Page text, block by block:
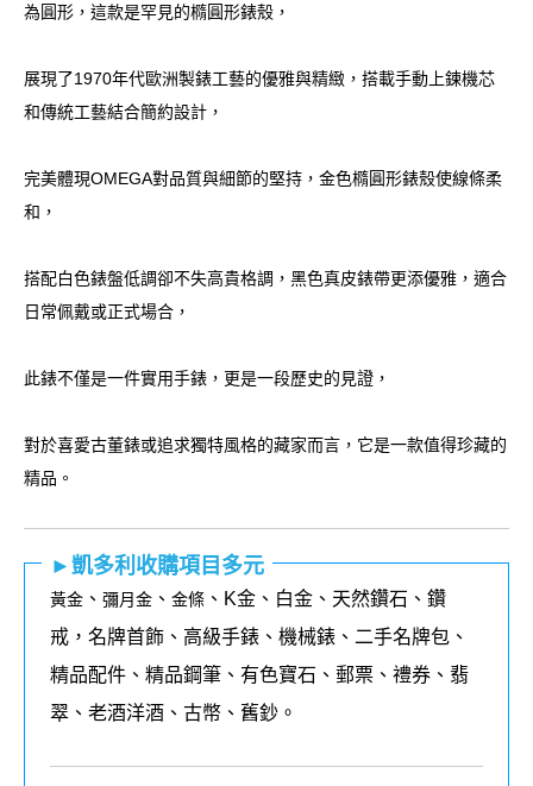
為圓形，這款是罕見的橢圓形錶殼，
展現了1970年代歐洲製錶工藝的優雅與精緻，搭載手動上鍊機芯
和傳統工藝結合簡約設計，
完美體現OMEGA對品質與細節的堅持，金色橢圓形錶殼使線條柔
和，
搭配白色錶盤低調卻不失高貴格調，黑色真皮錶帶更添優雅，適合
日常佩戴或正式場合，
此錶不僅是一件實用手錶，更是一段歷史的見證，
對於喜愛古董錶或追求獨特風格的藏家而言，它是一款值得珍藏的
精品。
►凱多利收購項目多元
黃金 、 彌月金 、 金條 、K金、白金、天然鑽石、鑽
戒，名牌首飾、高級手錶、機械錶、二手名牌包、
精品配件、精品鋼筆、有色寶石、郵票、禮券、翡
翠、老酒洋酒、古幣、舊鈔。